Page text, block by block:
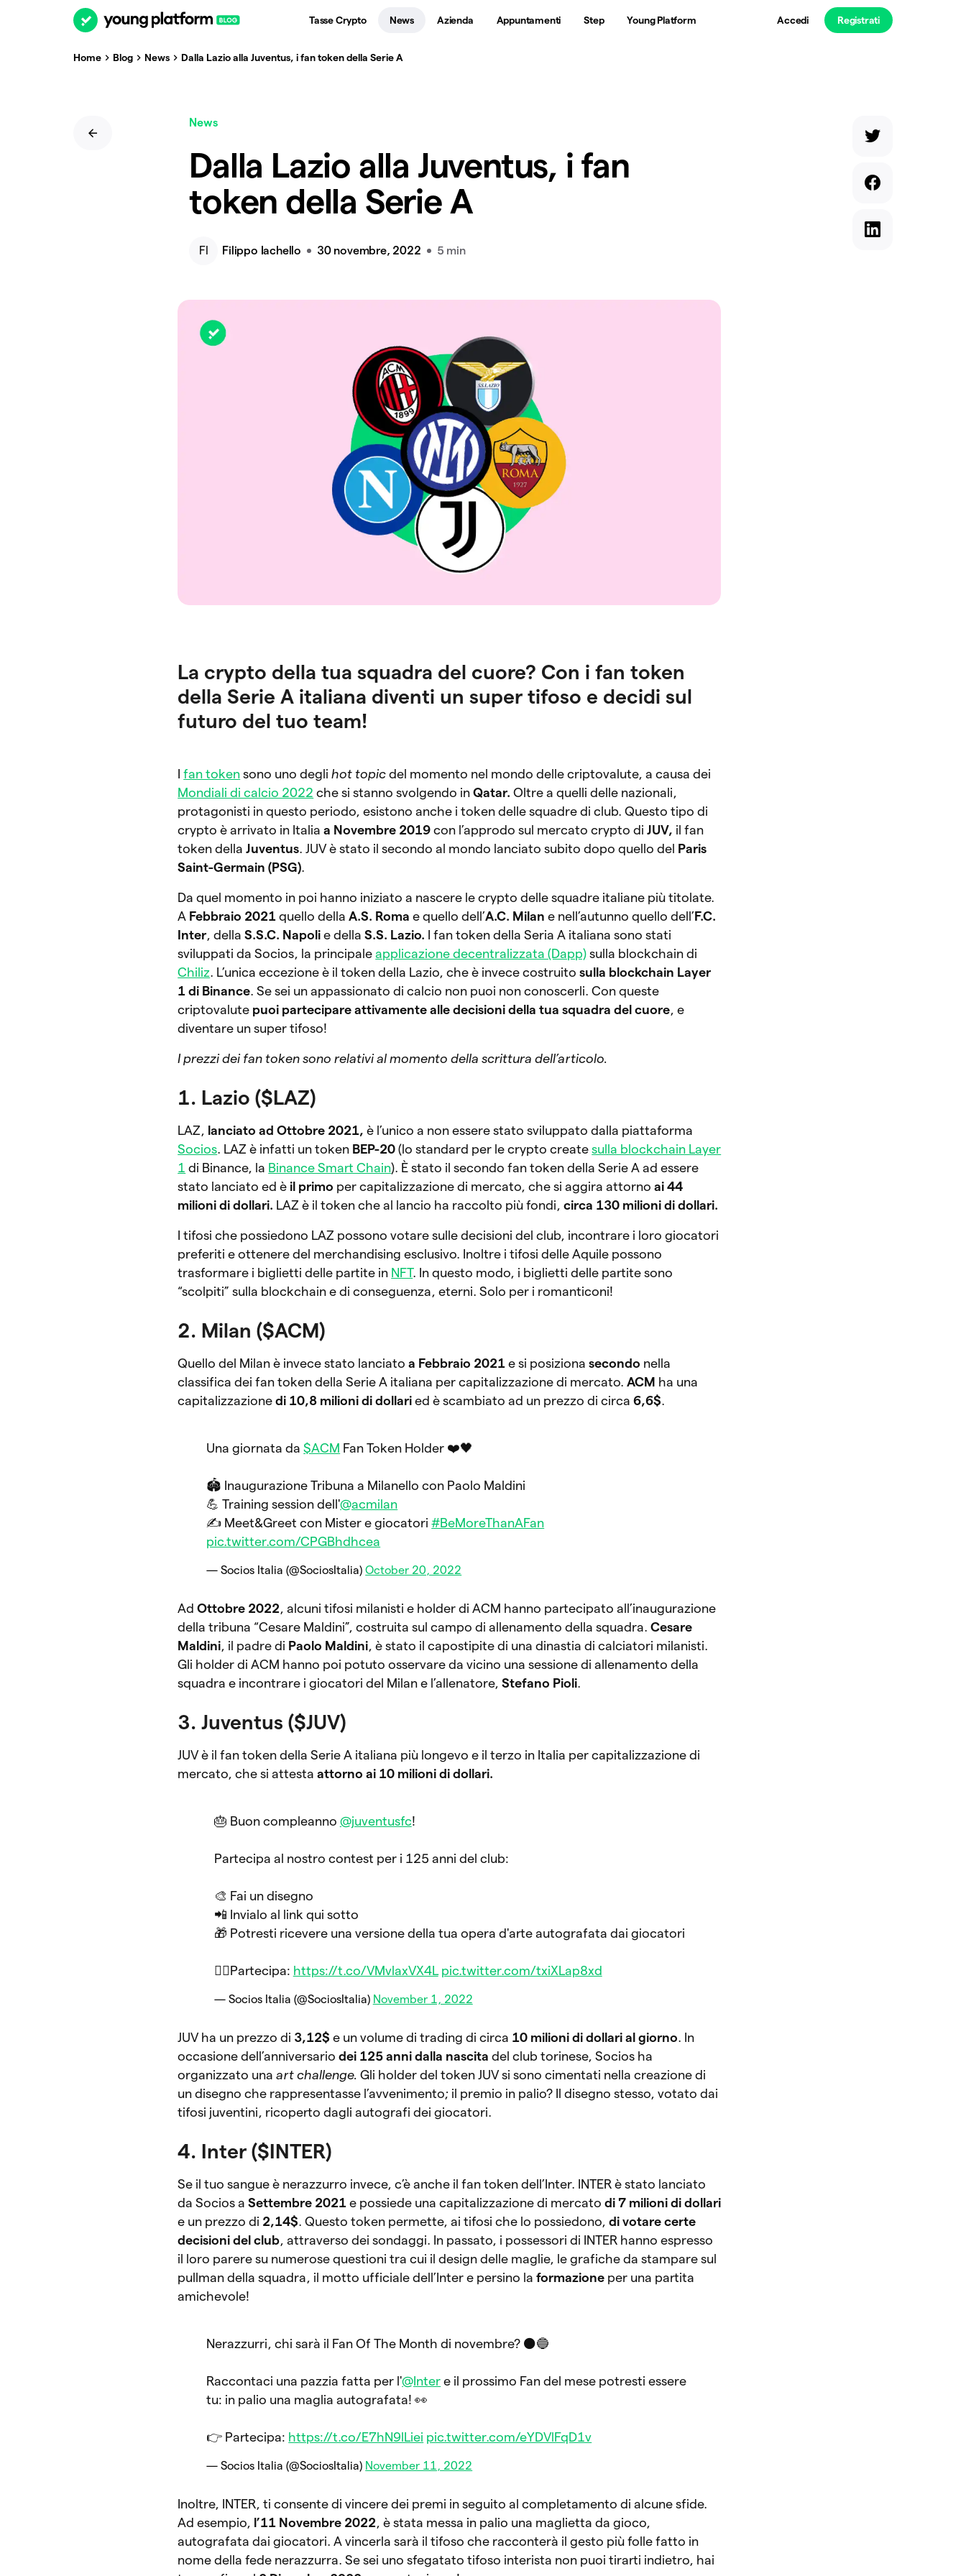
Appuntamenti
Azienda
News Step
Tasse Crypto Young Platform Accedi Registrati
Home Blog News Dalla Lazio alla Juventus, i fan token della Serie A
News
Dalla Lazio alla Juventus, i fan
token della Serie A
FI Filippo Iachello 30 novembre, 2022 5 min
La crypto della tua squadra del cuore? Con i fan token
della Serie A italiana diventi un super tifoso e decidi sul
futuro del tuo team!
Ifan token sono uno deglihot topic del momento nel mondo delle criptovalute, a causa dei
Mondiali di calcio 2022 che si stanno svolgendo inQatar.Oltre a quelli delle nazionali,
protagonisti in questo periodo, esistono anche i token delle squadre di club. Questo tipo di
crypto è arrivato in Italiaa Novembre 2019 con l’approdo sul mercato crypto diJUV, il fan
token della Juventus. JUV è stato il secondo al mondo lanciato subito dopo quello del Paris
Saint-Germain (PSG).
Da quel momento in poi hanno iniziato a nascere le crypto delle squadre italiane più titolate.
A Febbraio 2021 quello della A.S. Roma e quello dell’A.C. Milan e nell’autunno quello dell’F.C.
Inter, dellaS.S.C. Napoli e dellaS.S. Lazio.
I fan token della Seria A italiana sono stati
sviluppati da Socios, la principaleapplicazione decentralizzata (Dapp) sulla blockchain di
Chiliz. L’unica eccezione è il token della Lazio, che è invece costruitosulla blockchain Layer
1 di Binance. Se sei un appassionato di calcio non puoi non conoscerli. Con queste
criptovalute puoi partecipare attivamente alle decisioni della tua squadra del cuore, e
diventare un super tifoso!
I prezzi dei fan token sono relativi al momento della scrittura dell’articolo.
1. Lazio ($LAZ)
LAZ, lanciato ad Ottobre 2021, è l’unico a non essere stato sviluppato dalla piattaforma
Socios. LAZ è infatti un token BEP-20 (lo standard per le crypto createsulla blockchain Layer
1 di Binance, la Binance Smart Chain). È stato il secondo fan token della Serie A ad essere
stato lanciato ed è il primo per capitalizzazione di mercato, che si aggira attornoai 44
milioni di dollari. LAZ è il token che al lancio ha raccolto più fondi,circa 130 milioni di dollari.
I tifosi che possiedono LAZ possono votare sulle decisioni del club, incontrare i loro giocatori
preferiti e ottenere del merchandising esclusivo. Inoltre i tifosi delle Aquile possono
trasformare i biglietti delle partite in NFT. In questo modo, i biglietti delle partite sono
“scolpiti” sulla blockchain e di conseguenza, eterni. Solo per i romanticoni!
2. Milan ($ACM)
Quello del Milan è invece stato lanciatoa Febbraio 2021 e si posizionasecondo nella
classifica dei fan token della Serie A italiana per capitalizzazione di mercato.ACM ha una
capitalizzazionedi 10,8 milioni di dollari ed è scambiato ad un prezzo di circa6,6$.
Una giornata da$ACM Fan Token Holder ❤️🖤
🏟 Inaugurazione Tribuna a Milanello con Paolo Maldini
💪 Training session dell'@acmilan
✍️ Meet&Greet con Mister e giocatori#BeMoreThanAFan
pic.twitter.com/CPGBhdhcea
— Socios Italia (@SociosItalia)October 20, 2022
Ad Ottobre 2022, alcuni tifosi milanisti e holder di ACM hanno partecipato all’inaugurazione
della tribuna “Cesare Maldini”, costruita sul campo di allenamento della squadra.Cesare
Maldini, il padre di Paolo Maldini, è stato il capostipite di una dinastia di calciatori milanisti.
Gli holder di ACM hanno poi potuto osservare da vicino una sessione di allenamento della
squadra e incontrare i giocatori del Milan e l’allenatore,Stefano Pioli.
3. Juventus ($JUV)
JUV è il fan token della Serie A italiana più longevo e il terzo in Italia per capitalizzazione di
mercato, che si attestaattorno ai 10 milioni di dollari.
🎂 Buon compleanno @juventusfc!
Partecipa al nostro contest per i 125 anni del club:
🎨 Fai un disegno
📲 Invialo al link qui sotto
🎁 Potresti ricevere una versione della tua opera d'arte autografata dai giocatori
👉🏻Partecipa: https://t.co/VMvlaxVX4L pic.twitter.com/txiXLap8xd
— Socios Italia (@SociosItalia) November 1, 2022
JUV ha un prezzo di 3,12$e un volume di trading di circa 10 milioni di dollari al giorno. In
occasione dell’anniversariodei 125 anni dalla nascita del club torinese, Socios ha
organizzato unaart challenge. Gli holder del token JUV si sono cimentati nella creazione di
un disegno che rappresentasse l’avvenimento; il premio in palio? Il disegno stesso, votato dai
tifosi juventini, ricoperto dagli autografi dei giocatori.
4. Inter ($INTER)
Se il tuo sangue è nerazzurro invece, c’è anche il fan token dell’Inter. INTER è stato lanciato
da Socios aSettembre 2021 e possiede una capitalizzazione di mercatodi 7 milioni di dollari
e un prezzo di 2,14$. Questo token permette, ai tifosi che lo possiedono,di votare certe
decisioni del club, attraverso dei sondaggi. In passato, i possessori di INTER hanno espresso
il loro parere su numerose questioni tra cui il design delle maglie, le grafiche da stampare sul
pullman della squadra, il motto ufficiale dell’Inter e persino laformazione per una partita
amichevole!
Nerazzurri, chi sarà il Fan Of The Month di novembre? ⚫️🔵
Raccontaci una pazzia fatta per l'@Inter e il prossimo Fan del mese potresti essere
tu: in palio una maglia autografata! 👀
👉 Partecipa: https://t.co/E7hN9lLiei pic.twitter.com/eYDVlFqD1v
— Socios Italia (@SociosItalia) November 11, 2022
Inoltre, INTER, ti consente di vincere dei premi in seguito al completamento di alcune sfide.
Ad esempio, l’11 Novembre 2022, è stata messa in palio una maglietta da gioco,
autografata dai giocatori. A vincerla sarà il tifoso che racconterà il gesto più folle fatto in
nome della fede nerazzurra. Se sei uno sfegatato tifoso interista non puoi tirarti indietro, hai